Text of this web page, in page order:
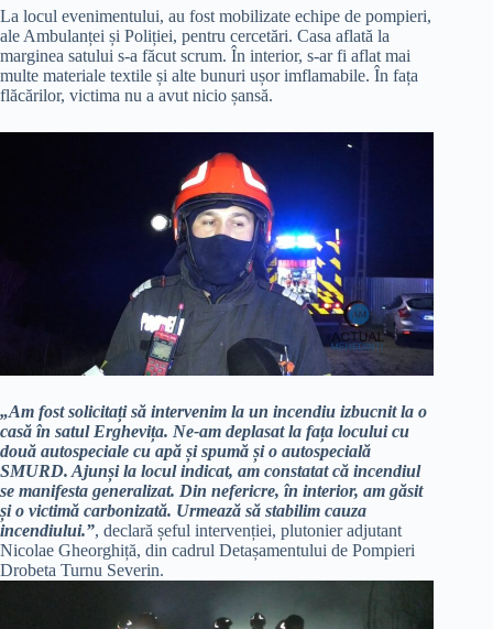
La locul evenimentului, au fost mobilizate echipe de pompieri,
ale Ambulanței și Poliției, pentru cercetări. Casa aflată la
marginea satului s-a făcut scrum. În interior, s-ar fi aflat mai
multe materiale textile și alte bunuri ușor imflamabile. În fața
flăcărilor, victima nu a avut nicio șansă.
„Am fost solicitați să intervenim la un incendiu izbucnit la o
casă în satul Erghevița. Ne-am deplasat la fața locului cu
două autospeciale cu apă și spumă și o autospecială
SMURD. Ajunși la locul indicat, am constatat că incendiul
se manifesta generalizat. Din nefericre, în interior, am găsit
și o victimă carbonizată. Urmează să stabilim cauza
incendiului.”, declară șeful intervenției, plutonier adjutant
Nicolae Gheorghiță, din cadrul Detașamentului de Pompieri
Drobeta Turnu Severin.